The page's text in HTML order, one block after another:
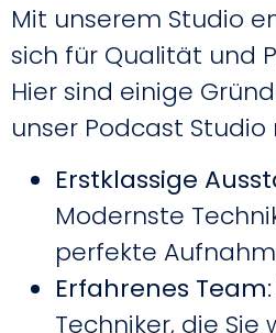
Mit unserem Studio
sich für Qualität und
Hier sind einige
unser Podcast
Erstklassige
Modernste
perfekte
Erfahrenes Team
Techniker, die Sie